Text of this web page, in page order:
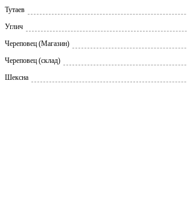
Тутаев
Углич
Череповец (Магазин)
Череповец (склад)
Шексна